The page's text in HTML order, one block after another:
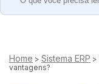
Home > Sistema ERP >
vantagens?